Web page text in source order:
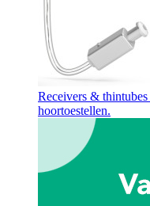
Receivers & thintubes
hoortoestellen.